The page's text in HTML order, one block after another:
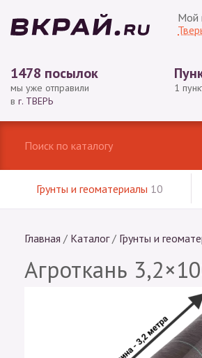
Мой
1478 посылок
мы уже отправили
в г. ТВЕРЬ
1
Грунты и геоматериалы 10
Главная / Каталог / Грунты и
Агроткань